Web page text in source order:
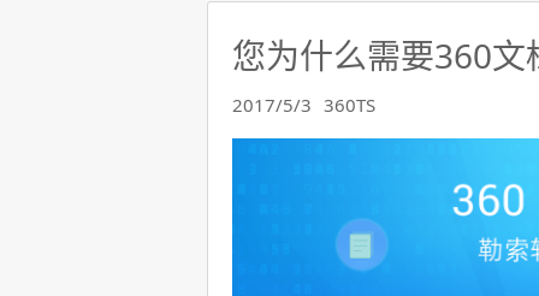
您为什么需要360文
2017/5/3 360TS